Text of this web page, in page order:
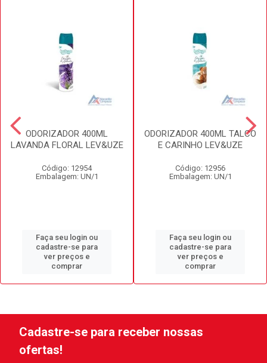
ODORIZADOR 400ML
LAVANDA FLORAL LEV&UZE
Código: 12954
Embalagem: UN/1
Faça seu login ou
cadastre-se para
ver preços e
comprar
ODORIZADOR 400ML TALCO
E CARINHO LEV&UZE
Código: 12956
Embalagem: UN/1
Faça seu login ou
cadastre-se para
ver preços e
comprar
Cadastre-se para receber nossas
ofertas!